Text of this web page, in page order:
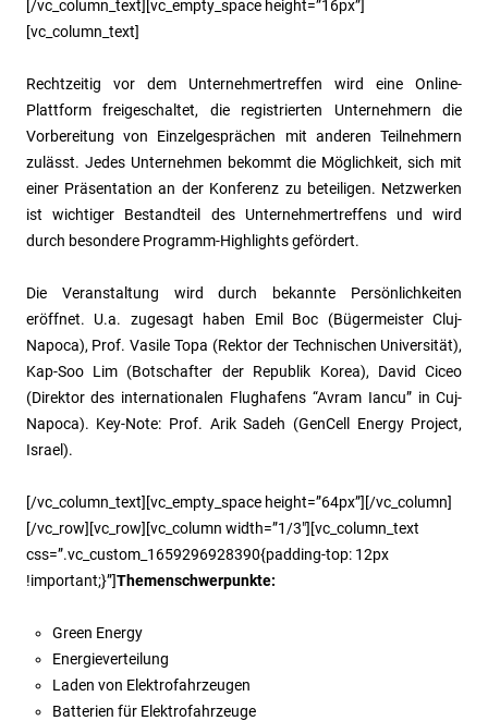
[/vc_column_text][vc_empty_space height=”16px”]
[vc_column_text]
Rechtzeitig vor dem Unternehmertreffen wird eine Online-
Plattform freigeschaltet, die registrierten Unternehmern die
Vorbereitung von Einzelgesprächen mit anderen Teilnehmern
zulässt. Jedes Unternehmen bekommt die Möglichkeit, sich mit
einer Präsentation an der Konferenz zu beteiligen. Netzwerken
ist wichtiger Bestandteil des Unternehmertreffens und wird
durch besondere Programm-Highlights gefördert.
Die Veranstaltung wird durch bekannte Persönlichkeiten
eröffnet. U.a. zugesagt haben Emil Boc (Bügermeister Cluj-
Napoca), Prof. Vasile Topa (Rektor der Technischen Universität),
Kap-Soo Lim (Botschafter der Republik Korea), David Ciceo
(Direktor des internationalen Flughafens “Avram Iancu” in Cuj-
Napoca). Key-Note: Prof. Arik Sadeh (GenCell Energy Project,
Israel).
[/vc_column_text][vc_empty_space height=”64px”][/vc_column]
[/vc_row][vc_row][vc_column width=”1/3″][vc_column_text
css=”.vc_custom_1659296928390{padding-top: 12px
!important;}”]Themenschwerpunkte:
Green Energy
Energieverteilung
Laden von Elektrofahrzeugen
Batterien für Elektrofahrzeuge